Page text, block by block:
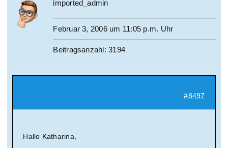
imported_admin
Februar 3, 2006 um 11:05 p.m. Uhr
Beitragsanzahl: 3194
#8497
Hallo Katharina,